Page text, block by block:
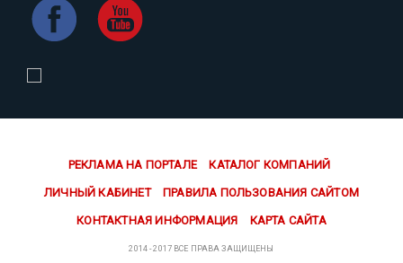
РЕКЛАМА НА ПОРТАЛЕ КАТАЛОГ КОМПАНИЙ
ЛИЧНЫЙ КАБИНЕТ ПРАВИЛА ПОЛЬЗОВАНИЯ САЙТОМ
КОНТАКТНАЯ ИНФОРМАЦИЯ КАРТА САЙТА
2014 - 2017 ВСЕ ПРАВА ЗАЩИЩЕНЫ